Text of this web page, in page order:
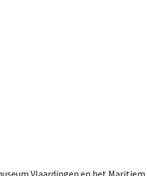
Vlaardingen en het Maritiem